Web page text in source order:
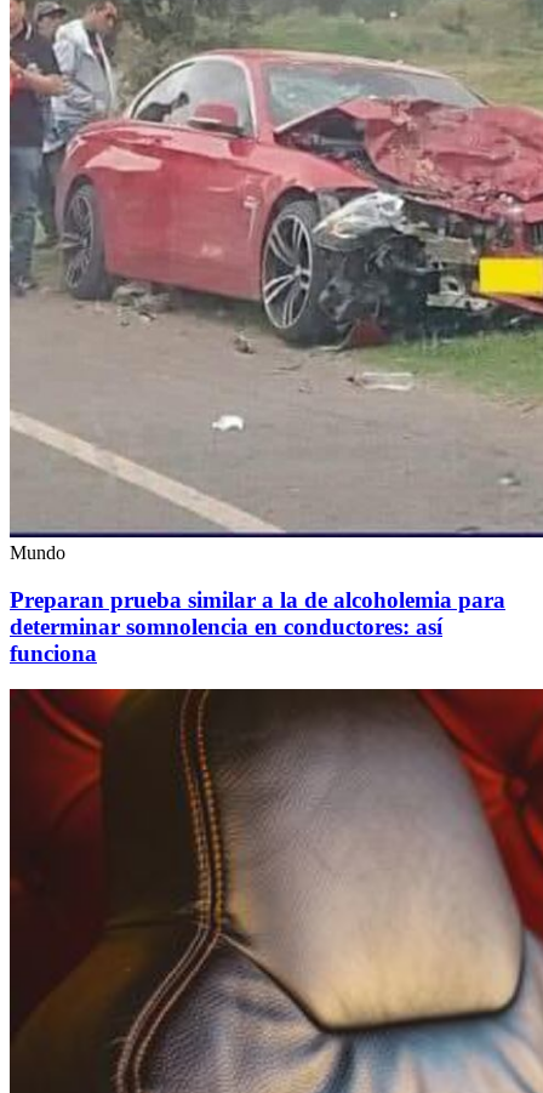
Mundo
Preparan prueba similar a la de alcoholemia para
determinar somnolencia en conductores: así
funciona